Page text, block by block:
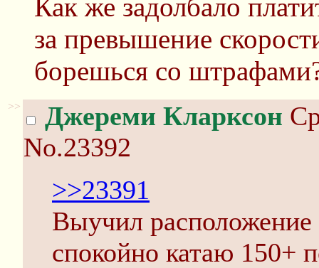
Как же задолбало
за превышение
борешься со
>> Джереми Кларксон
No.23392
>>23391
Выучил
спокойно катаю 150+